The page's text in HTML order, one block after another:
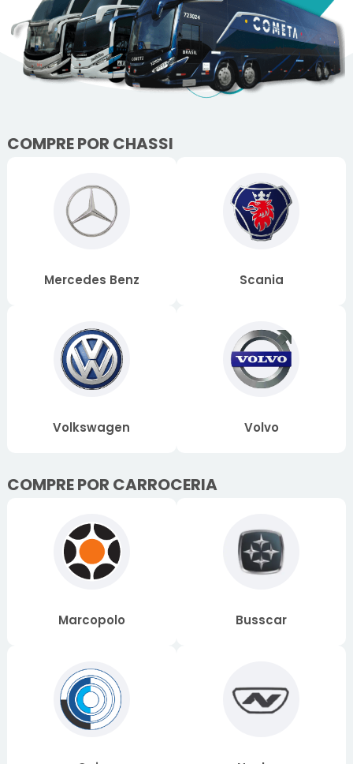
COMPRE POR CHASSI
Mercedes Benz Scania
Volkswagen Volvo
COMPRE POR CARROCERIA
Marcopolo Busscar